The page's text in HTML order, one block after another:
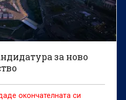
за ново
окончателната си